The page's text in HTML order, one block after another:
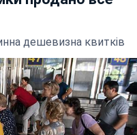
дешевизна квитків